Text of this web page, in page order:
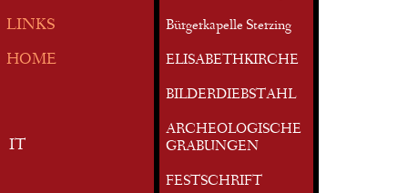
LINKS
HOME
IT
Bürgerkapelle Sterzing
ELISABETHKIRCHE
BILDERDIEBSTAHL
ARCHEOLOGISCHE
GRABUNGEN
FESTSCHRIFT